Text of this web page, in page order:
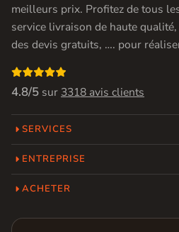
meilleurs prix. Profitez de tous
service livraison de haute
des devis gratuits, …. pour

4.8/5 sur 3318 avis clients
SERVICES
ENTREPRISE
ACHETER